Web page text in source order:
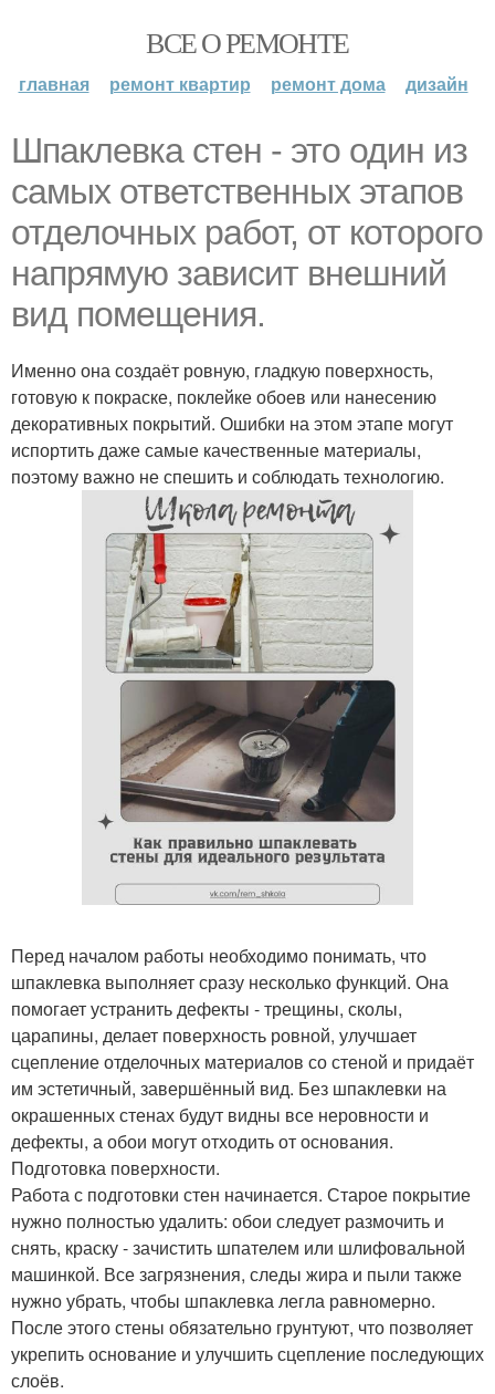
ВСЕ О РЕМОНТЕ
главная ремонт квартир ремонт дома дизайн
Шпаклевка стен - это один из
самых ответственных этапов
отделочных работ, от которого
напрямую зависит внешний
вид помещения.
Именно она создаёт ровную, гладкую поверхность,
готовую к покраске, поклейке обоев или нанесению
декоративных покрытий. Ошибки на этом этапе могут
испортить даже самые качественные материалы,
поэтому важно не спешить и соблюдать технологию.
Перед началом работы необходимо понимать, что
шпаклевка выполняет сразу несколько функций. Она
помогает устранить дефекты - трещины, сколы,
царапины, делает поверхность ровной, улучшает
сцепление отделочных материалов со стеной и придаёт
им эстетичный, завершённый вид. Без шпаклевки на
окрашенных стенах будут видны все неровности и
дефекты, а обои могут отходить от основания.
Подготовка поверхности.
Работа с подготовки стен начинается. Старое покрытие
нужно полностью удалить: обои следует размочить и
снять, краску - зачистить шпателем или шлифовальной
машинкой. Все загрязнения, следы жира и пыли также
нужно убрать, чтобы шпаклевка легла равномерно.
После этого стены обязательно грунтуют, что позволяет
укрепить основание и улучшить сцепление последующих
слоёв.